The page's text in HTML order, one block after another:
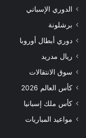
الدوري الإسباني
برشلونة
دوري أبطال أوروبا
ريال مدريد
سوق الانتقالات
كأس العالم 2026
كأس ملك إسبانيا
مواعيد المباريات